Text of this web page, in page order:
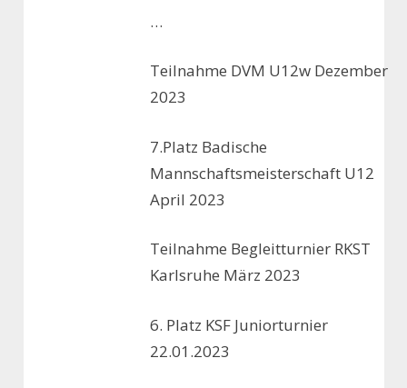
…
Teilnahme DVM U12w Dezember
2023
7.Platz Badische
Mannschaftsmeisterschaft U12
April 2023
Teilnahme Begleitturnier RKST
Karlsruhe März 2023
6. Platz KSF Juniorturnier
22.01.2023